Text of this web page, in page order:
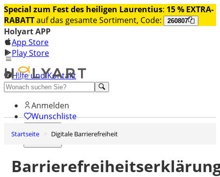
Special zum Fest des heiligen Laurentius: 15 % EXTRA-
RABATTauf das gesamte Sortiment, Code: 260807
Holyart APP
App Store
Play Store
Hilfe und Kontakt
Entdecken Sie Premium
Anmelden
Wunschliste
0
Startseite Digitale Barrierefreiheit